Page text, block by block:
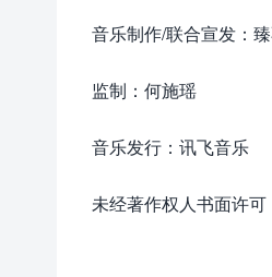
音乐制作/联合宣发：
监制：何施瑶
音乐发行：讯飞音乐
未经著作权人书面许